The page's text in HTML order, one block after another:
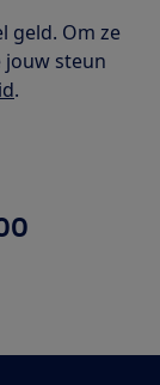
geld. Om ze
jouw steun
.